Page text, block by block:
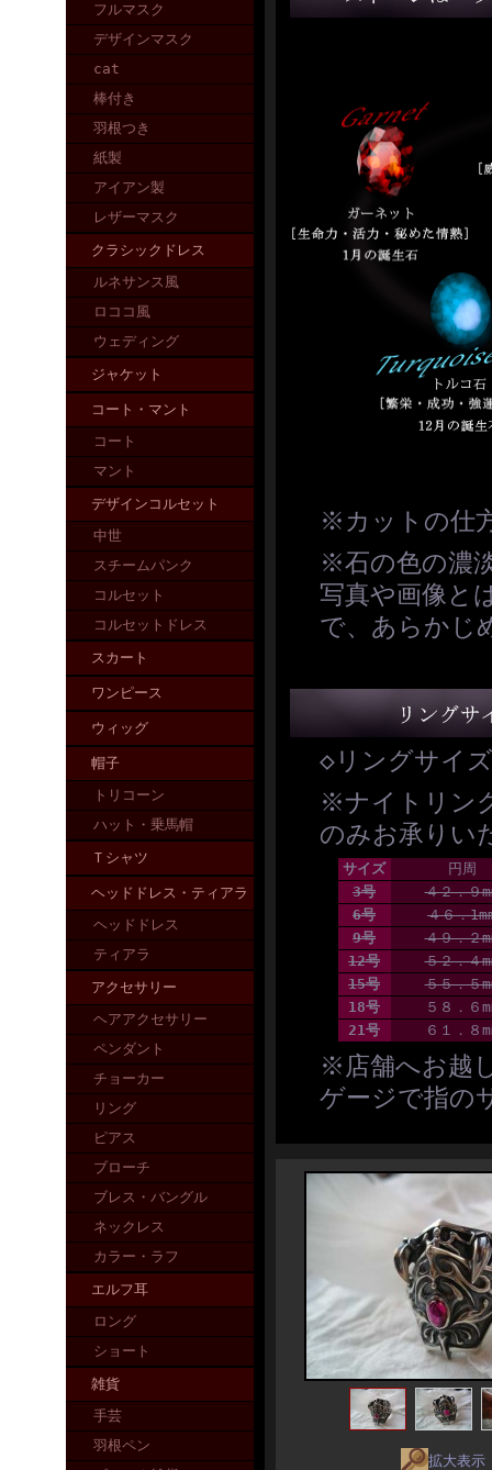
フルマスク
デザインマスク
cat
棒付き
羽根つき
紙製
アイアン製
レザーマスク
クラシックドレス
ルネサンス風
ロココ風
ウェディング
ジャケット
コート・マント
コート
マント
デザインコルセット
中世
スチームパンク
コルセット
コルセットドレス
スカート
ワンピース
ウィッグ
帽子
トリコーン
ハット・乗馬帽
Ｔシャツ
ヘッドドレス・ティアラ
ヘッドドレス
ティアラ
アクセサリー
ヘアアクセサリー
ペンダント
チョーカー
リング
ピアス
ブローチ
ブレス・バングル
ネックレス
カラー・ラフ
エルフ耳
ロング
ショート
雑貨
手芸
羽根ペン
※カットの仕
※石の色の濃
写真や画像と
で、あらかじ
◇リングサイ
※ナイトリン
のみお承りい
サイズ
円周
3号
４２．９
6号
４６．
9号
４９．２
12号
５２．４
15号
５５．５
18号
５８．６
21号
６１．８
※店舗へお越
ゲージで指の
拡大表示